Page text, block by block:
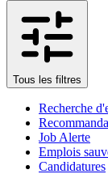
Tous les filtres
Recherche
Job Alerte
Emplois
Candidatures